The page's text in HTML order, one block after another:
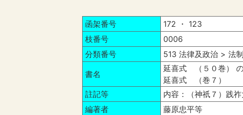
函架番号
172 ・ 123
枝番号
0006
分類番号
513 法律及政治 > 法
書名
延喜式 （５０巻）
延喜式 （巻７）
註記等
内容：（神祇７）践
編著者
藤原忠平等